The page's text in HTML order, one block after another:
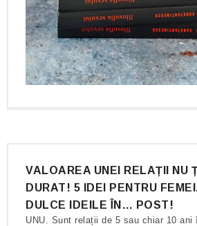
VALOAREA UNEI RELAȚII NU
DURAT! 5 IDEI PENTRU
DULCE IDEILE ÎN… POST!
UNU. Sunt relații de 5 sau chiar 10 ani